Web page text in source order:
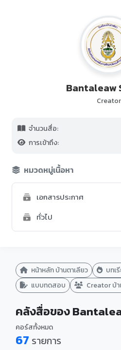
Bantaleaw
Creator
จำนวนสื่อ:
การเข้าถึง:
หมวดหมู่เนื้อหา
เอกสารประกาศ
ทั่วไป
หน้าหลัก บ้านตาเลียว
บทเ
แบบทดสอบ
Creator บ้า
คลังสื่อของ
คอร์สทั้งหมด
67 รายการ